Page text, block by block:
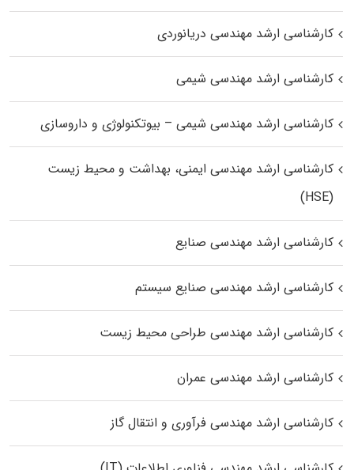
کارشناسی ارشد مهندسی دریانوردی
کارشناسی ارشد مهندسی شیمی
کارشناسی ارشد مهندسی شیمی – بیوتکنولوژی و داروسازی
کارشناسی ارشد مهندسی ایمنی، بهداشت و محیط زیست
(HSE)
کارشناسی ارشد مهندسی صنایع
کارشناسی ارشد مهندسی صنایع سیستم
کارشناسی ارشد مهندسی طراحی محیط زیست
کارشناسی ارشد مهندسی عمران
کارشناسی ارشد مهندسی فرآوری و انتقال گاز